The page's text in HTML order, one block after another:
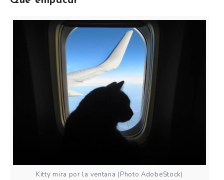
Kitty mira por la ventana (Photo AdobeStock)